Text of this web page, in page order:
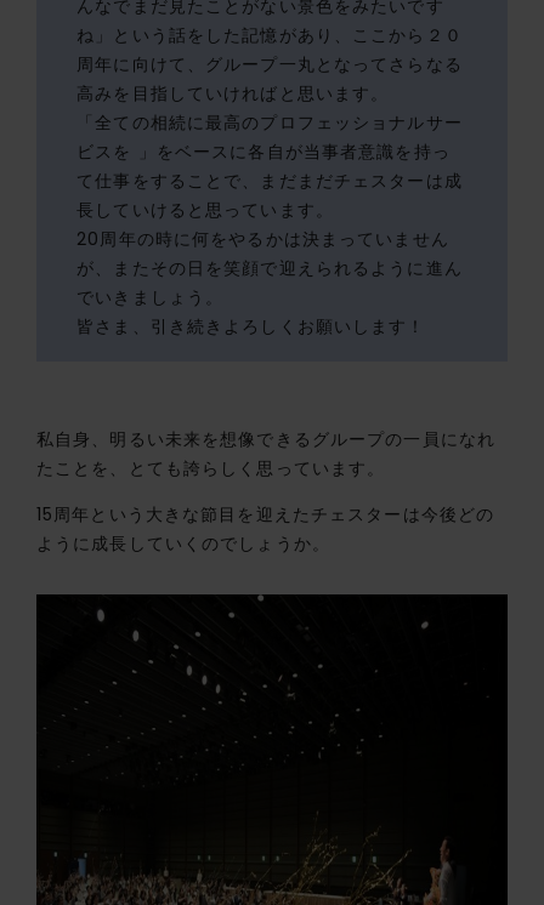
んなでまだ見たことがない景色をみたいです
ね」という話をした記憶があり、ここから２０
周年に向けて、グループ一丸となってさらなる
高みを目指していければと思います。
「全ての相続に最高のプロフェッショナルサー
ビスを 」をベースに各自が当事者意識を持っ
て仕事をすることで、まだまだチェスターは成
長していけると思っています。
20周年の時に何をやるかは決まっていません
が、またその日を笑顔で迎えられるように進ん
でいきましょう。
皆さま、引き続きよろしくお願いします！
私自身、明るい未来を想像できるグループの一員になれ
たことを、とても誇らしく思っています。
15周年という大きな節目を迎えたチェスターは今後どの
ように成長していくのでしょうか。